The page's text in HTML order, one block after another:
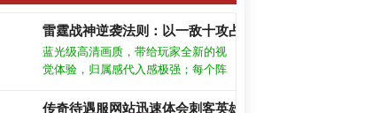
雷霆战神逆袭法则：以一敌十攻占沙巴克的五大战术
蓝光级高清画质，带给玩家全新的视
觉体验，归属感代入感极强；每个阵
感受非常强力的游戏玩法。职业特色
传奇待遇服网站迅速体会刺客英雄血咒。